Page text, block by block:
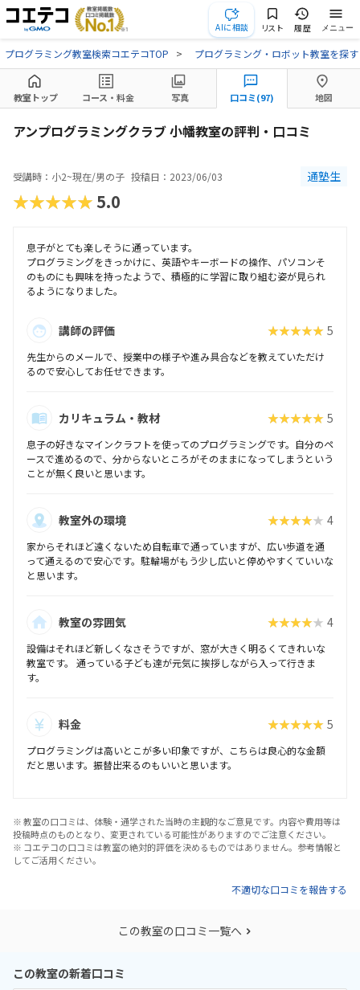
AIに相談 リスト 履歴 メニュー
プログラミング教室検索コエテコTOP プログラミング・ロボット教室を探す
教室トップ コース・料金 写真 口コミ(97) 地図
アンプログラミングクラブ 小幡教室の評判・口コミ
受講時：小2~現在/男の子 投稿日：2023/06/03 通塾生
★★★★★5.0
息子がとても楽しそうに通っています。
プログラミングをきっかけに、英語やキーボードの操作、パソコンそ
のものにも興味を持ったようで、積極的に学習に取り組む姿が見られ
るようになりました。
講師の評価 ★★★★★ 5
先生からのメールで、授業中の様子や進み具合などを教えていただけ
るので安心してお任せできます。
カリキュラム・教材 ★★★★★ 5
息子の好きなマインクラフトを使ってのプログラミングです。自分のペ
ースで進めるので、分からないところがそのままになってしまうという
ことが無く良いと思います。
教室外の環境 ★★★★★ 4
家からそれほど遠くないため自転車で通っていますが、広い歩道を通
って通えるので安心です。駐輪場がもう少し広いと停めやすくていいな
と思います。
教室の雰囲気 ★★★★★ 4
設備はそれほど新しくなさそうですが、窓が大きく明るくてきれいな
教室です。 通っている子ども達が元気に挨拶しながら入って行きま
す。
料金 ★★★★★ 5
プログラミングは高いとこが多い印象ですが、こちらは良心的な金額
だと思います。振替出来るのもいいと思います。
※ 教室の口コミは、体験・通学された当時の主観的なご意見です。内容や費用等は
投稿時点のものとなり、変更されている可能性がありますのでご注意ください。
※ コエテコの口コミは教室の絶対的評価を決めるものではありません。参考情報と
してご活用ください。
不適切な口コミを報告する
この教室の口コミ一覧へ
この教室の新着口コミ